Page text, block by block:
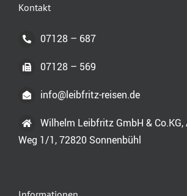
Kontakt
07128 – 687
07128 – 569
info@leibfritz-reisen.de
Wilhelm Leibfritz GmbH & Co.KG,
Weg 1/1, 72820 Sonnenbühl